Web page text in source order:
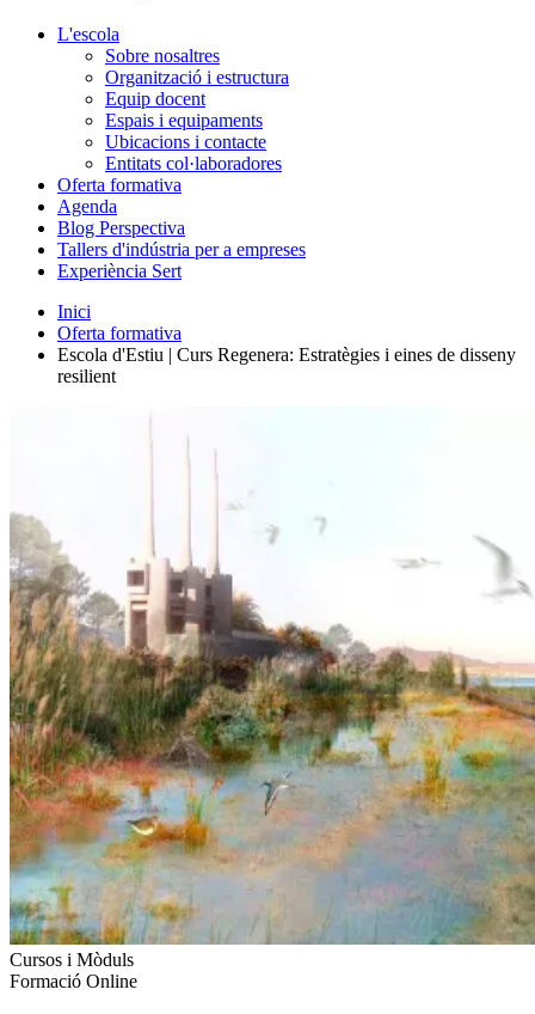
L'escola
Sobre nosaltres
Organització i estructura
Equip docent
Espais i equipaments
Ubicacions i contacte
Entitats col·laboradores
Oferta formativa
Agenda
Blog Perspectiva
Tallers d'indústria per a empreses
Experiència Sert
Inici
Oferta formativa
Escola d'Estiu | Curs Regenera: Estratègies i eines de disseny
resilient
Cursos i Mòduls
Formació Online